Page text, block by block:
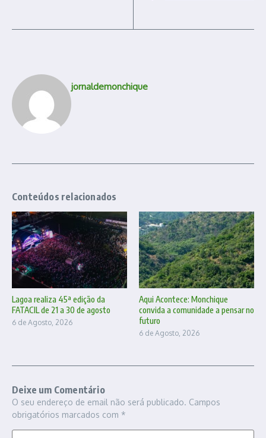
jornaldemonchique
Conteúdos relacionados
Lagoa realiza 45ª edição da
FATACIL de 21 a 30 de agosto
6 de Agosto, 2026
Aqui Acontece: Monchique
convida a comunidade a pensar no
futuro
6 de Agosto, 2026
Deixe um Comentário
O seu endereço de email não será publicado. Campos
obrigatórios marcados com *